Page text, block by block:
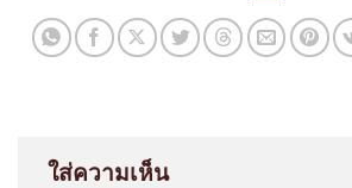
ใส่ความเห็น